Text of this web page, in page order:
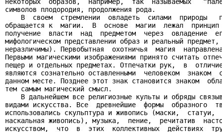
символов плодородия, продолжения рода.
В  своем  стремлении  овладеть  силами  природы
обращается к  магии.  В  основе  магии  лежал
получение  власти  над  предметом  через  овладение
мифологическом представлении образ и реальный
неразличимы). Первобытная  охотничья  магия
Первыми магическими изображениями принято считать
пещер и отдельных предметах. Отпечатки рук,  в
являются сознательно оставленными  человеком  знаком
данном месте. Позднее этот знак становится знаком
тем самым магический смысл.
В дальнейшем все религиозные культы и обряды
видами искусства. Все  древнейшие  формы  образного
использовались скульптура и живопись (маски,  статуи,
наскальная живопись), музыка,  пение,  речитатив
искусством,  что  в  этих  коллективных  действиях